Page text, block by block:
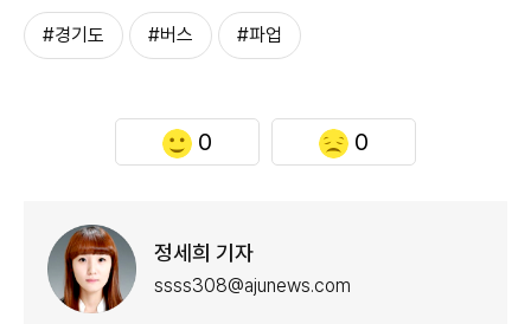
#경기도 #버스 #파업
0 0
정세희 기자
ssss308@ajunews.com